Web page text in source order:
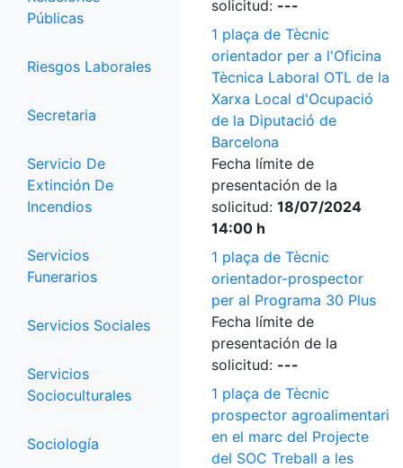
Públicas
Riesgos Laborales
Secretaria
Servicio De
Extinción De
Incendios
Servicios
Funerarios
Servicios Sociales
Servicios
Socioculturales
Sociología
solicitud: ---
1 plaça de Tècnic
orientador per a l'Oficina
Tècnica Laboral OTL de la
Xarxa Local d'Ocupació
de la Diputació de
Barcelona
Fecha límite de
presentación de la
solicitud: 18/07/2024
14:00 h
1 plaça de Tècnic
orientador-prospector
per al Programa 30 Plus
Fecha límite de
presentación de la
solicitud: ---
1 plaça de Tècnic
prospector agroalimentari
en el marc del Projecte
del SOC Treball a les